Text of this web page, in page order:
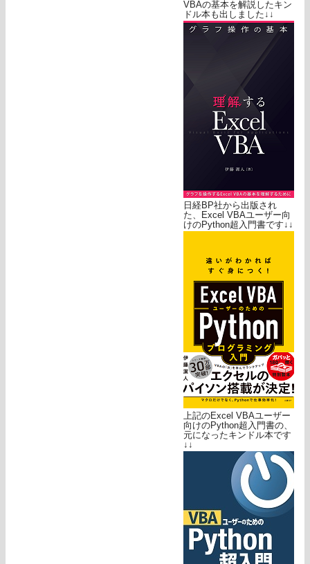
VBAの基本を解説したキン
ドル本も出しました↓↓
日経BP社から出版され
た、Excel VBAユーザー向
けのPython超入門書です↓↓
上記のExcel VBAユーザー
向けのPython超入門書の、
元になったキンドル本です
↓↓